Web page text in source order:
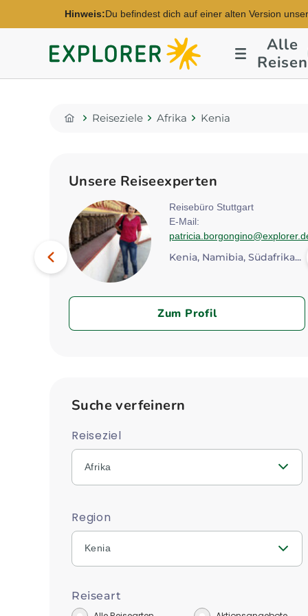
Hinweis:Du befindest dich auf einer alten Version
Explorer
Fernreisen
Alle
Reisen
Home
Reiseziele Afrika Kenia
Unsere Reiseexperten
Reisebüro Stuttgart
E-Mail:
Kenia, Namibia, Südafrika...
Zum Profil
Suche verfeinern
Reiseziel
Afrika
Region
Kenia
Reiseart